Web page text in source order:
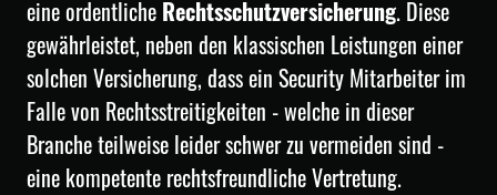
eine ordentliche Rechtsschutzversicherung. Diese
gewährleistet, neben den klassischen Leistungen einer
solchen Versicherung, dass ein Security Mitarbeiter im
Falle von Rechtsstreitigkeiten - welche in dieser
Branche teilweise leider schwer zu vermeiden sind -
eine kompetente rechtsfreundliche Vertretung.